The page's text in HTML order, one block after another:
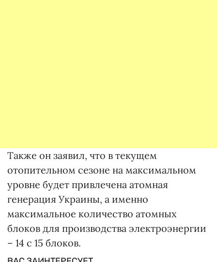
Также он заявил, что в текущем
отопительном сезоне на максимальном
уровне будет привлечена атомная
генерация Украины, а именно
максимальное количество атомных
блоков для производства электроэнергии
– 14 с 15 блоков.